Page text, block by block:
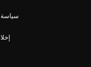
سياسة